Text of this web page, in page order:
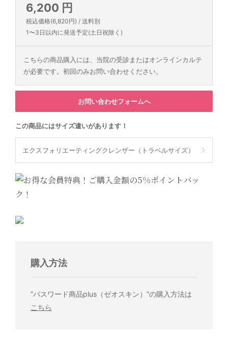
6,200 円
税込価格(6,820円) / 送料別
1〜3日以内に発送予定(土日祝除く)
こちらの商品購入には、当院の受診またはオンラインカルテ
が必要です。初回のみお問い合わせください。
お問い合わせフォームへ
この商品にはサイズ違いがあります！
エクスフォリエーティングクレンザー（トラベルサイズ）
購入方法
”パスワード商品plus（ゼオスキン）”の購入方法は
こちら